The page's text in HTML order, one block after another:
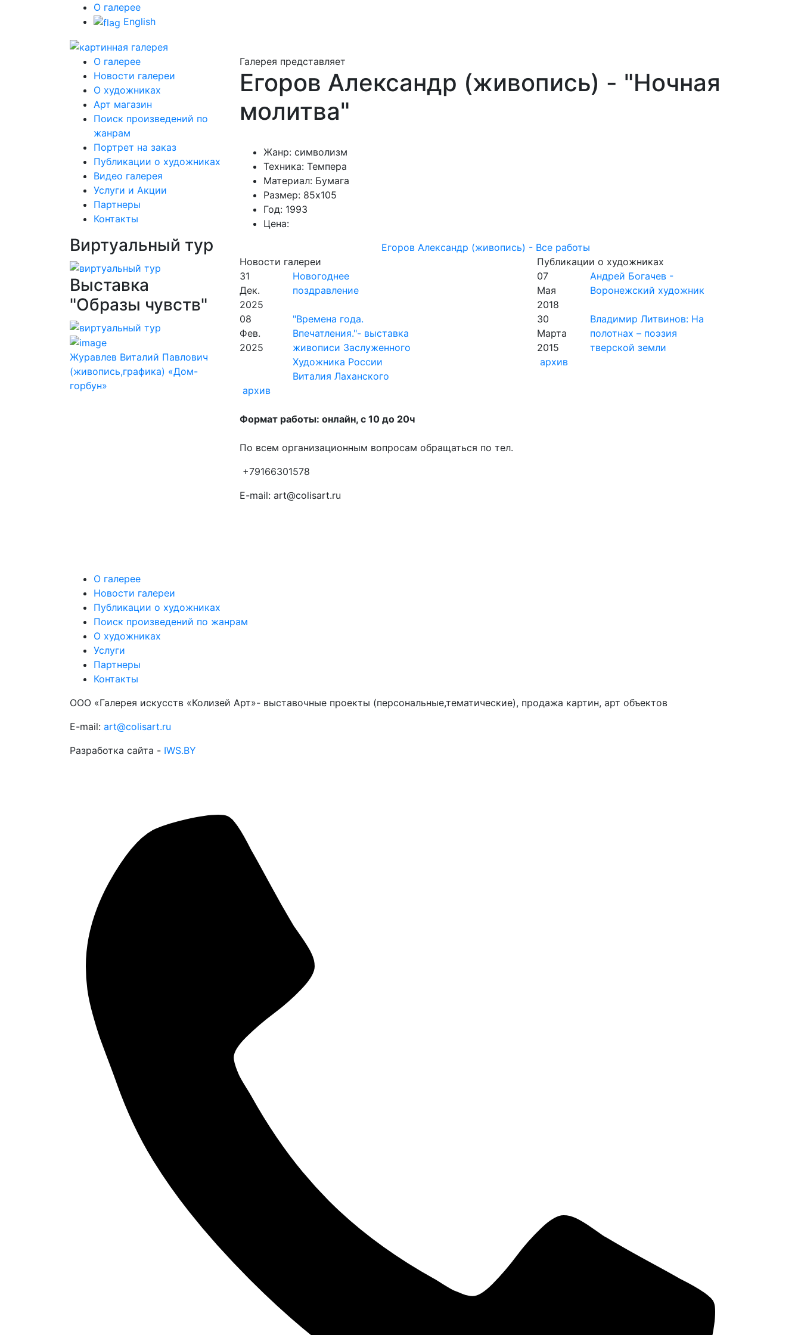
О галерее
English
О галерее
Новости галереи
О художниках
Арт магазин
Поиск произведений по
жанрам
Портрет на заказ
Публикации о художниках
Видео галерея
Услуги и Акции
Партнеры
Контакты
Виртуальный тур
Выставка
"Образы чувств"
Журавлев Виталий Павлович
(живопись,графика) «Дом-
горбун»
Галерея представляет
Егоров Александр (живопись) - "Ночная
молитва"
Жанр: символизм
Техника: Темпера
Материал: Бумага
Размер: 85х105
Год: 1993
Цена:
Егоров Александр (живопись) - Все работы
Новости галереи
31
Дек.
2025
Новогоднее
поздравление
08
Фев.
2025
"Времена года.
Впечатления."- выставка
живописи Заслуженного
Художника России
Виталия Лаханского
архив
Публикации о художниках
07
Мая
2018
Андрей Богачев -
Воронежский художник
30
Марта
2015
Владимир Литвинов: На
полотнах – поэзия
тверской земли
архив
Формат работы: онлайн, с 10 до 20ч
По всем организационным вопросам обращаться по тел.
+79166301578
E-mail: art@colisart.ru
О галерее
Новости галереи
Публикации о художниках
Поиск произведений по жанрам
О художниках
Услуги
Партнеры
Контакты
ООО «Галерея искусств «Колизей Арт»- выставочные проекты (персональные,тематические), продажа картин, арт объектов
E-mail: art@colisart.ru
Разработка сайта - IWS.BY